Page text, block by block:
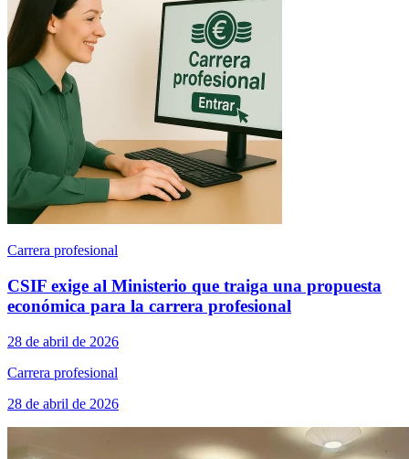
Carrera profesional
CSIF exige al Ministerio que traiga una propuesta
económica para la carrera profesional
28 de abril de 2026
Carrera profesional
28 de abril de 2026